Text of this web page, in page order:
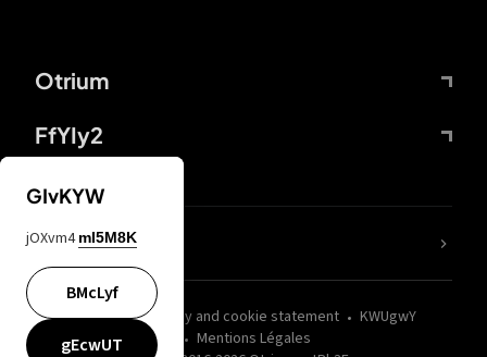
Otrium
FfYIy2
wZQPfd Privacy and cookie statement
KWUgwY
Mentions Légales
nLC6tu
GIvKYW
jOXvm4 mI5M8K
BMcLyf
gEcwUT